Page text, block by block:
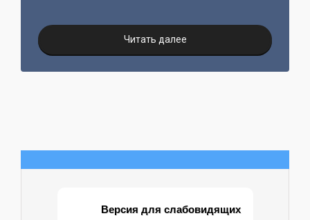
Читать далее
Версия для слабовидящих